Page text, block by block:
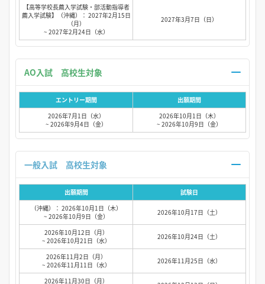
【高等学校長薦入学試験・部活動指導者
薦入学試験】（沖縄）： 2027年2月15日
（月）
~ 2027年2月24日（水）
2027年3月7日（日）
エントリー期間
出願期間
2026年7月1日（水）
~ 2026年9月4日（金）
2026年10月1日（木）
~ 2026年10月9日（金）
出願期間
試験日
（沖縄）： 2026年10月1日（木）
~ 2026年10月9日（金）
2026年10月17日（土）
2026年10月12日（月）
~ 2026年10月21日（水）
2026年10月24日（土）
2026年11月2日（月）
~ 2026年11月11日（水）
2026年11月25日（水）
2026年11月30日（月）